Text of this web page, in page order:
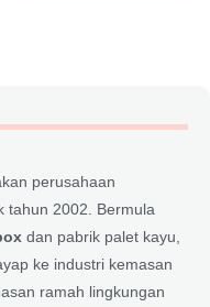
perusahaan
tahun 2002. Bermula
dan pabrik palet kayu,
ke industri kemasan
ramah lingkungan